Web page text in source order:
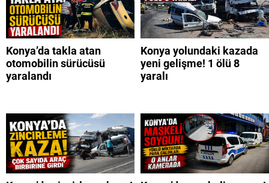
Konya’da takla atan
otomobilin sürücüsü
yaralandı
Konya yolundaki kazada
yeni gelişme! 1 ölü 8
yaralı